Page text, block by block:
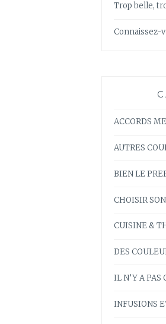
Trop belle,
Connaissez-
ACCORDS
AUTRES
BIEN LE
CHOISIR
CUISINE &
DES
IL N’Y A PAS
INFUSIONS